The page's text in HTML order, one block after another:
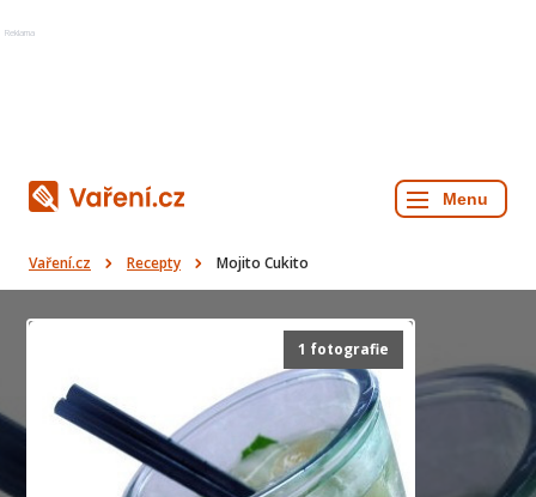
Reklama
Vaření.cz Recepty Mojito Cukito
1 fotografie